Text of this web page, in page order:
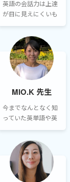
英語の会話力は上達
が目に見えにくいも
うになったこと」が
明確になるよう心が
けています。
MIO.K 先生
今までなんとなく知
っていた英単語や英
モヤを一緒に解消し
てみませんか！